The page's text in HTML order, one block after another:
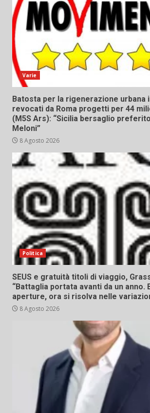
Varie
Batosta per la rigenerazione urbana
revocati da Roma progetti per 44
(M5S Ars): “Sicilia bersaglio
Meloni”
8 Agosto 2026
Politica
SEUS e gratuità titoli di viaggio,
“Battaglia portata avanti da un anno.
aperture, ora si risolva nelle
8 Agosto 2026